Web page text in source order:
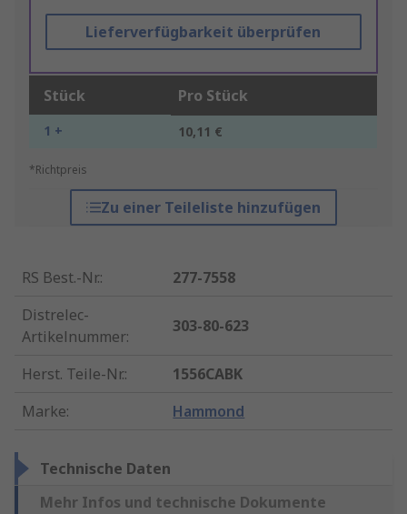
Lieferverfügbarkeit überprüfen
Stück Pro Stück
1 + 10,11 €
*Richtpreis
Zu einer Teileliste hinzufügen
RS Best.-Nr.:
277-7558
Distrelec-
Artikelnummer:
303-80-623
Herst. Teile-Nr.:
1556CABK
Marke: Hammond
Technische Daten
Mehr Infos und technische Dokumente